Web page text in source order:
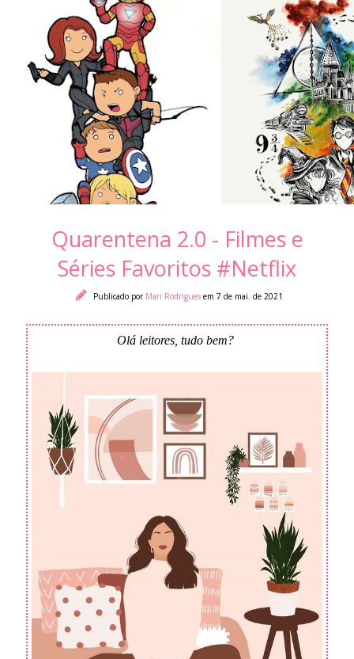
Quarentena 2.0 - Filmes e
Séries Favoritos #Netflix
Publicado por Mari Rodrigues em 7 de mai. de 2021
Olá leitores, tudo bem?